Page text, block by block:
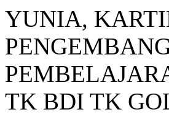
YUNIA,
TK BDI TK